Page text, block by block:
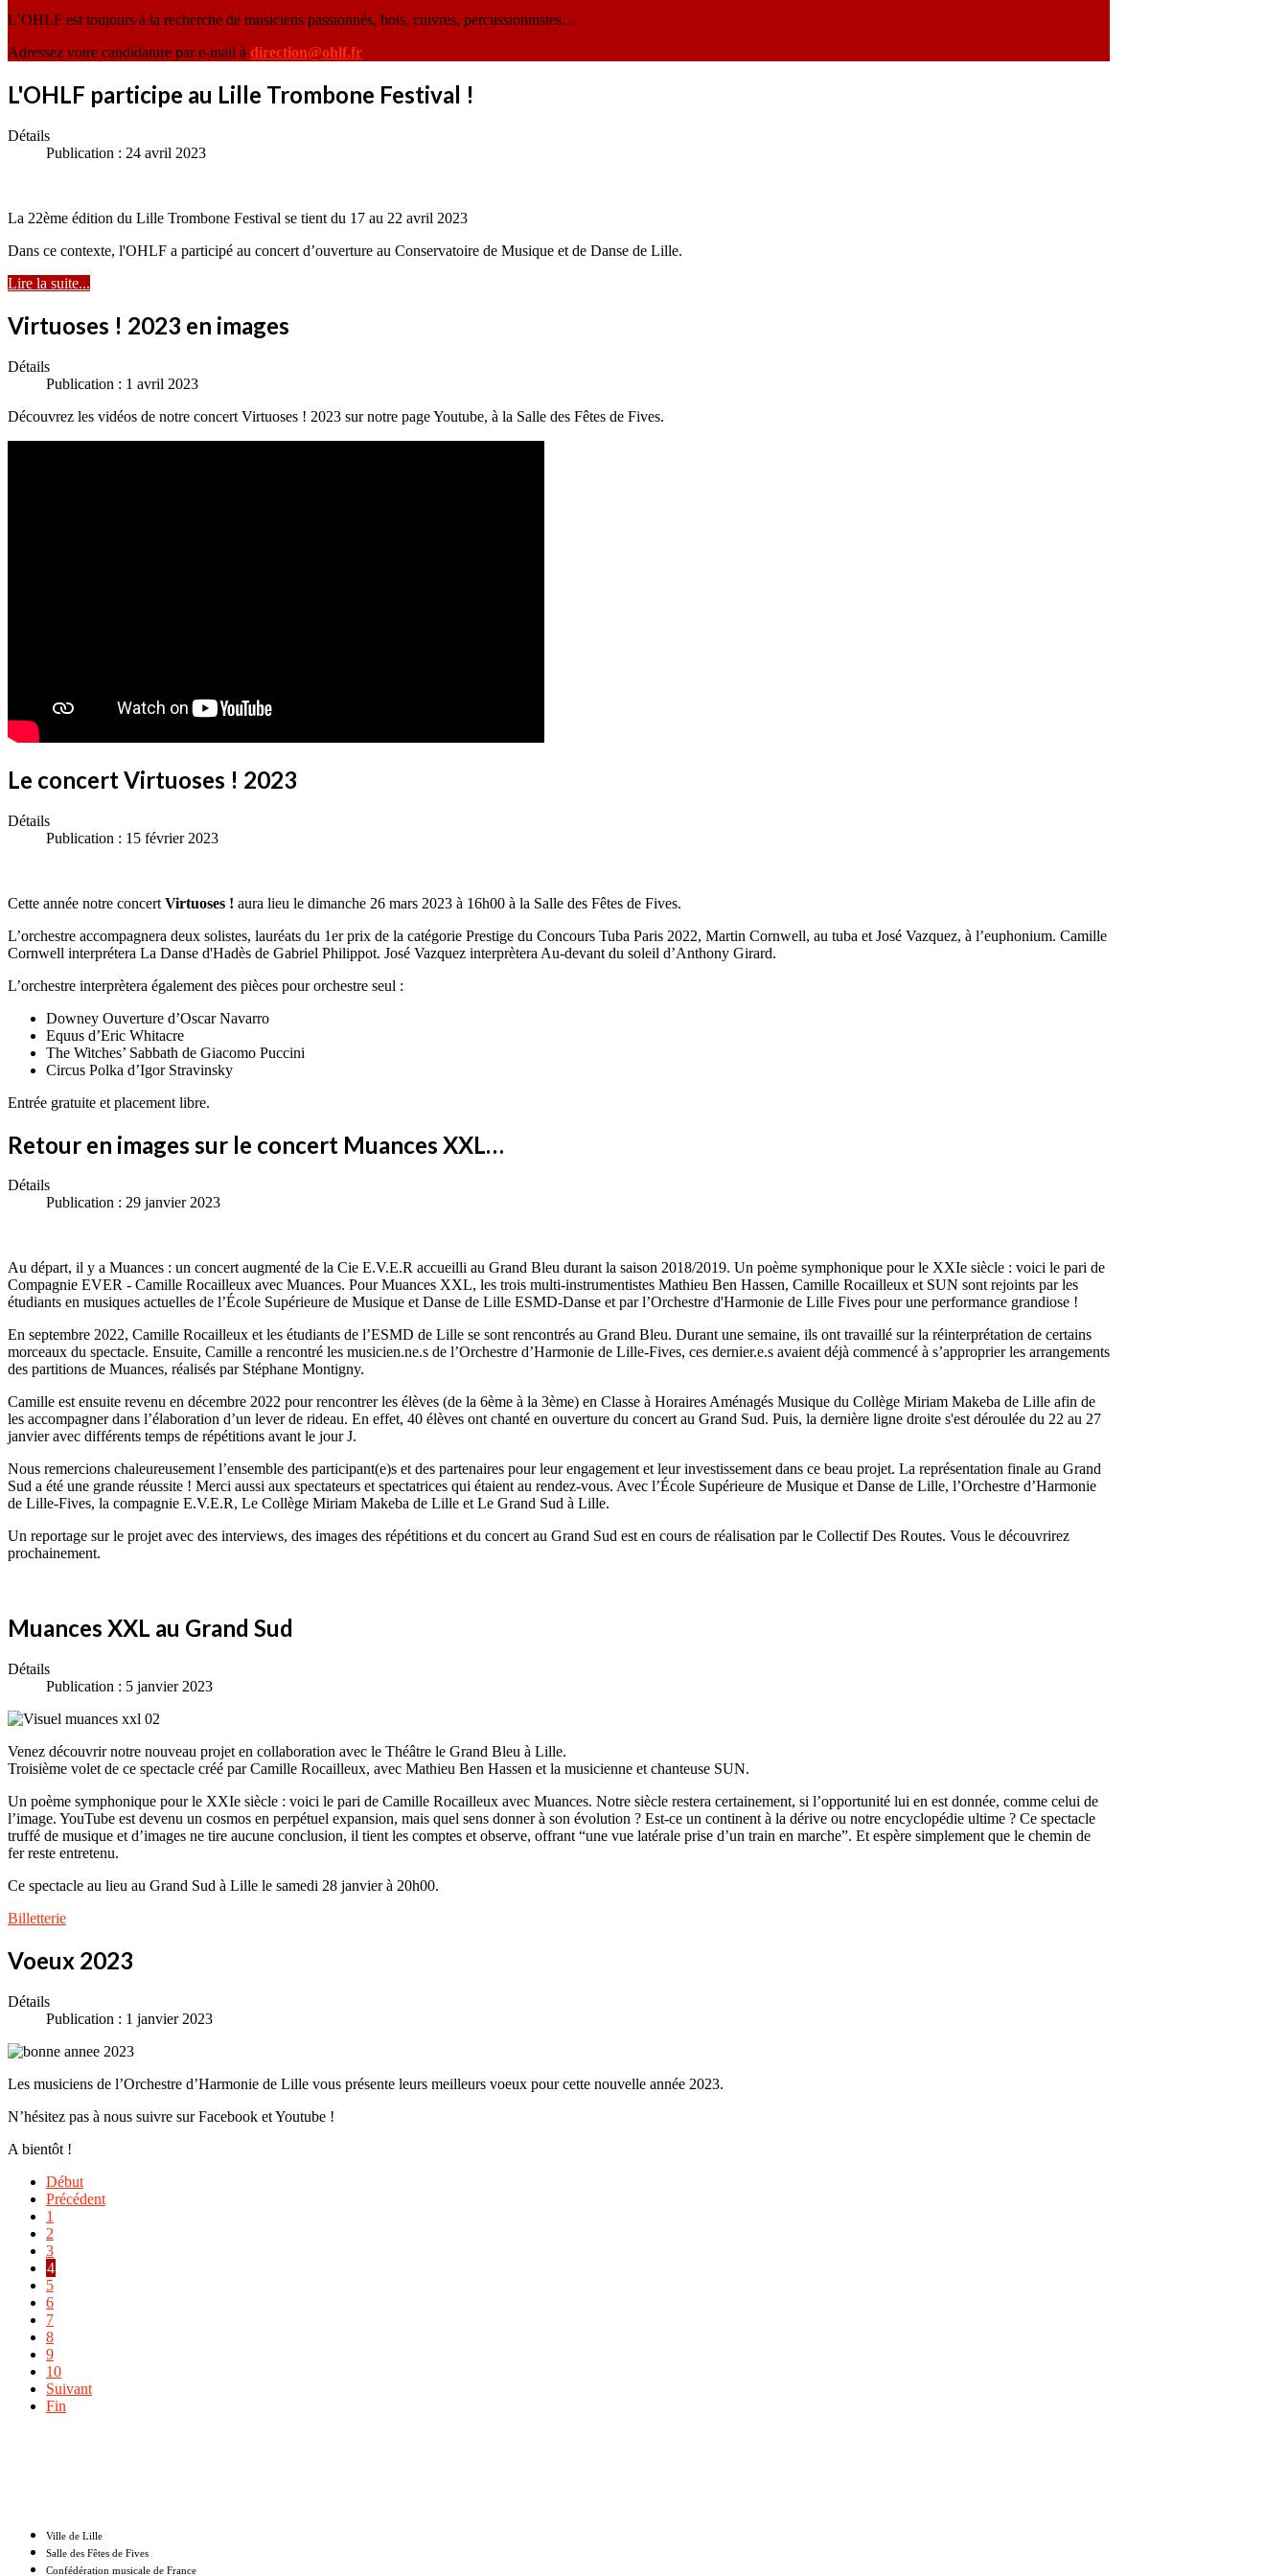
L’OHLF est toujours à la recherche de musiciens passionnés, bois, cuivres, percussionnistes…
Adressez votre candidature par e-mail à direction@ohlf.fr
L'OHLF participe au Lille Trombone Festival !
Détails
Publication : 24 avril 2023
La 22ème édition du Lille Trombone Festival se tient du 17 au 22 avril 2023
Dans ce contexte, l'OHLF a participé au concert d’ouverture au Conservatoire de Musique et de Danse de Lille.
Lire la suite...
Virtuoses ! 2023 en images
Détails
Publication : 1 avril 2023
Découvrez les vidéos de notre concert Virtuoses ! 2023 sur notre page Youtube, à la Salle des Fêtes de Fives.
Le concert Virtuoses ! 2023
Détails
Publication : 15 février 2023
Cette année notre concert Virtuoses ! aura lieu le dimanche 26 mars 2023 à 16h00 à la Salle des Fêtes de Fives.
L’orchestre accompagnera deux solistes, lauréats du 1er prix de la catégorie Prestige du Concours Tuba Paris 2022, Martin Cornwell, au tuba et José Vazquez, à l’euphonium. Camille
Cornwell interprétera La Danse d'Hadès de Gabriel Philippot. José Vazquez interprètera Au-devant du soleil d’Anthony Girard.
L’orchestre interprètera également des pièces pour orchestre seul :
Downey Ouverture d’Oscar Navarro
Equus d’Eric Whitacre
The Witches’ Sabbath de Giacomo Puccini
Circus Polka d’Igor Stravinsky
Entrée gratuite et placement libre.
Retour en images sur le concert Muances XXL…
Détails
Publication : 29 janvier 2023
Au départ, il y a Muances : un concert augmenté de la Cie E.V.E.R accueilli au Grand Bleu durant la saison 2018/2019. Un poème symphonique pour le XXIe siècle : voici le pari de
Compagnie EVER - Camille Rocailleux avec Muances. Pour Muances XXL, les trois multi-instrumentistes Mathieu Ben Hassen, Camille Rocailleux et SUN sont rejoints par les
étudiants en musiques actuelles de l’École Supérieure de Musique et Danse de Lille ESMD-Danse et par l’Orchestre d'Harmonie de Lille Fives pour une performance grandiose !
En septembre 2022, Camille Rocailleux et les étudiants de l’ESMD de Lille se sont rencontrés au Grand Bleu. Durant une semaine, ils ont travaillé sur la réinterprétation de certains
morceaux du spectacle. Ensuite, Camille a rencontré les musicien.ne.s de l’Orchestre d’Harmonie de Lille-Fives, ces dernier.e.s avaient déjà commencé à s’approprier les arrangements
des partitions de Muances, réalisés par Stéphane Montigny.
Camille est ensuite revenu en décembre 2022 pour rencontrer les élèves (de la 6ème à la 3ème) en Classe à Horaires Aménagés Musique du Collège Miriam Makeba de Lille afin de
les accompagner dans l’élaboration d’un lever de rideau. En effet, 40 élèves ont chanté en ouverture du concert au Grand Sud. Puis, la dernière ligne droite s'est déroulée du 22 au 27
janvier avec différents temps de répétitions avant le jour J.
Nous remercions chaleureusement l’ensemble des participant(e)s et des partenaires pour leur engagement et leur investissement dans ce beau projet. La représentation finale au Grand
Sud a été une grande réussite ! Merci aussi aux spectateurs et spectatrices qui étaient au rendez-vous. Avec l’École Supérieure de Musique et Danse de Lille, l’Orchestre d’Harmonie
de Lille-Fives, la compagnie E.V.E.R, Le Collège Miriam Makeba de Lille et Le Grand Sud à Lille.
Un reportage sur le projet avec des interviews, des images des répétitions et du concert au Grand Sud est en cours de réalisation par le Collectif Des Routes. Vous le découvrirez
prochainement.
Muances XXL au Grand Sud
Détails
Publication : 5 janvier 2023
Venez découvrir notre nouveau projet en collaboration avec le Théâtre le Grand Bleu à Lille.
Troisième volet de ce spectacle créé par Camille Rocailleux, avec Mathieu Ben Hassen et la musicienne et chanteuse SUN.
Un poème symphonique pour le XXIe siècle : voici le pari de Camille Rocailleux avec Muances. Notre siècle restera certainement, si l’opportunité lui en est donnée, comme celui de
l’image. YouTube est devenu un cosmos en perpétuel expansion, mais quel sens donner à son évolution ? Est-ce un continent à la dérive ou notre encyclopédie ultime ? Ce spectacle
truffé de musique et d’images ne tire aucune conclusion, il tient les comptes et observe, offrant “une vue latérale prise d’un train en marche”. Et espère simplement que le chemin de
fer reste entretenu.
Ce spectacle au lieu au Grand Sud à Lille le samedi 28 janvier à 20h00.
Billetterie
Voeux 2023
Détails
Publication : 1 janvier 2023
Les musiciens de l’Orchestre d’Harmonie de Lille vous présente leurs meilleurs voeux pour cette nouvelle année 2023.
N’hésitez pas à nous suivre sur Facebook et Youtube !
A bientôt !
Début
Précédent
1
2
3
4
5
6
7
8
9
10
Suivant
Fin
Ville de Lille
Salle des Fêtes de Fives
Confédération musicale de France